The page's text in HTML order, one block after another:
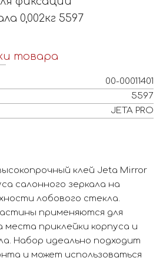
0,002кг 5597
товара
00-00011401
5597
JETA PRO
клей Jeta Mirror
салонного зеркала на
лобового стекла.
применяются для
места приклейки корпуса и
Набор идеально подходит
и может использоваться